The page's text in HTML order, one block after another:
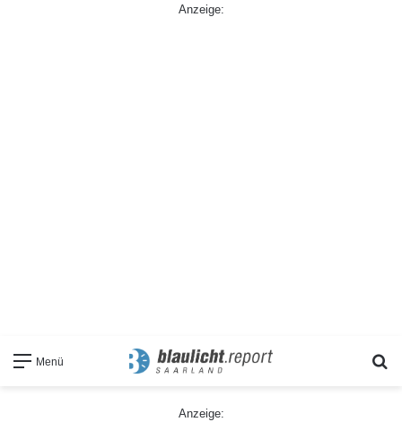
Anzeige:
Menü
Anzeige: